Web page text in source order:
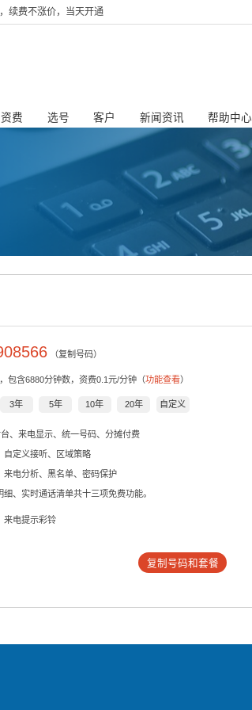
续费不涨价，当天开通
资费 选号 客户 新闻资讯 帮助中心
（复制号码）
包含6880分钟数，资费0.1元/分钟（功能查看）
3年 5年 10年 20年 自定义
、来电显示、统一号码、分摊付费
自定义接听、区域策略
来电分析、黑名单、密码保护
细、实时通话清单共十三项免费功能。
来电提示彩铃
复制号码和套餐